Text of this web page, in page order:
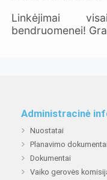
Linkėjimai
bendruomenei!
Administracinė
Nuostatai
Planavimo dokumentai
Dokumentai
Vaiko gerovės